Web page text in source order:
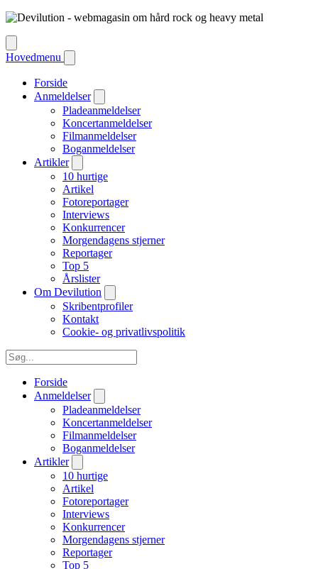
Hovedmenu
Forside
Anmeldelser
Pladeanmeldelser
Koncertanmeldelser
Filmanmeldelser
Boganmeldelser
Artikler
10 hurtige
Artikel
Fotoreportager
Interviews
Konkurrencer
Morgendagens stjerner
Reportager
Top 5
Årslister
Om Devilution
Skribentprofiler
Kontakt
Cookie- og privatlivspolitik
Forside
Anmeldelser
Pladeanmeldelser
Koncertanmeldelser
Filmanmeldelser
Boganmeldelser
Artikler
10 hurtige
Artikel
Fotoreportager
Interviews
Konkurrencer
Morgendagens stjerner
Reportager
Top 5